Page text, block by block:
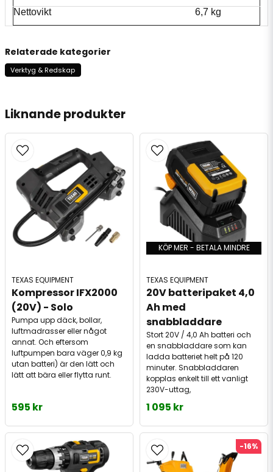
Liknande produkter
TEXAS EQUIPMENT
Kompressor IFX2000
(20V) - Solo
Pumpa upp däck, bollar,
luftmadrasser eller något
annat. Och eftersom
luftpumpen bara väger 0,9 kg
utan batteri) är den lätt och
lätt att bära eller flytta runt.
595 kr
KÖP MER - BETALA MINDRE
TEXAS EQUIPMENT
20V batteripaket 4,0
Ah med
snabbladdare
Stort 20V / 4,0 Ah batteri och
en snabbladdare som kan
ladda batteriet helt på 120
minuter. Snabbladdaren
kopplas enkelt till ett vanligt
230V-uttag,
1 095 kr
-16%
Nettovikt
6,7 kg
Relaterade kategorier
Verktyg & Redskap